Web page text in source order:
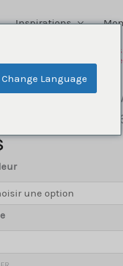
Inspirations
Hommes
unisexe
Change Language